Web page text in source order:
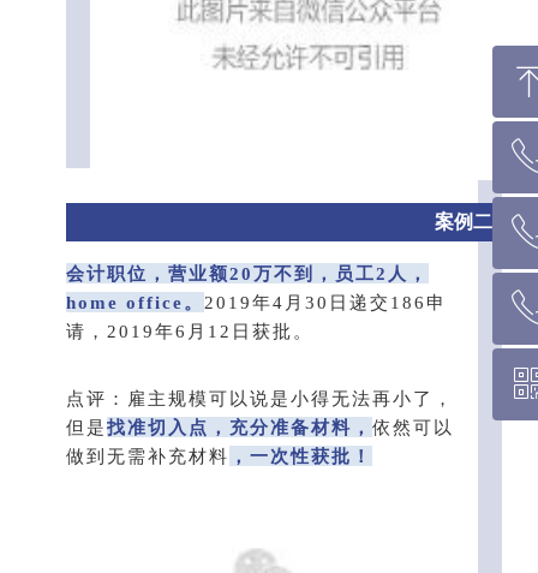
案例二
会计职位，营业额20万不到，员工2人，
home office。 2019年4月30日递交186申
请，2019年6月12日获批。
点评：雇主规模可以说是小得无法再小了，
但是找准切入点，充分准备材料， 依然可以
做到无需补充材料 ，一次性获批！
回到顶部
墨尔本热线 1300 039 646
悉 尼 热线 02 9282 9836
布里斯班热线 0426 456 158